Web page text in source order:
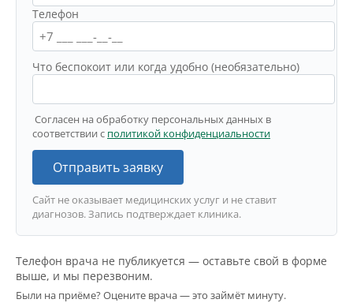
Телефон
Что беспокоит или когда удобно (необязательно)
Согласен на обработку персональных данных в
соответствии с политикой конфиденциальности
Отправить заявку
Сайт не оказывает медицинских услуг и не ставит
диагнозов. Запись подтверждает клиника.
Телефон врача не публикуется — оставьте свой в форме
выше, и мы перезвоним.
Были на приёме? Оцените врача — это займёт минуту.